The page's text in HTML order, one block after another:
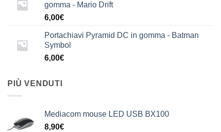
gomma - Mario Drift
6,00€
Portachiavi Pyramid DC in gomma - Batman
Symbol
6,00€
PIÙ VENDUTI
Mediacom mouse LED USB BX100
8,90€